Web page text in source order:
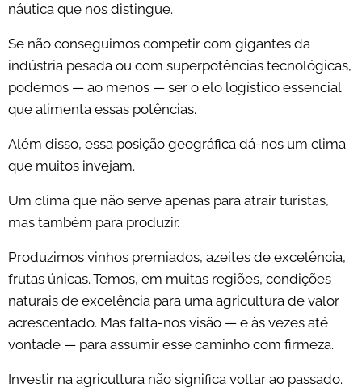
náutica que nos distingue.
Se não conseguimos competir com gigantes da
indústria pesada ou com superpotências tecnológicas,
podemos — ao menos — ser o elo logístico essencial
que alimenta essas potências.
Além disso, essa posição geográfica dá-nos um clima
que muitos invejam.
Um clima que não serve apenas para atrair turistas,
mas também para produzir.
Produzimos vinhos premiados, azeites de excelência,
frutas únicas. Temos, em muitas regiões, condições
naturais de excelência para uma agricultura de valor
acrescentado. Mas falta-nos visão — e às vezes até
vontade — para assumir esse caminho com firmeza.
Investir na agricultura não significa voltar ao passado.